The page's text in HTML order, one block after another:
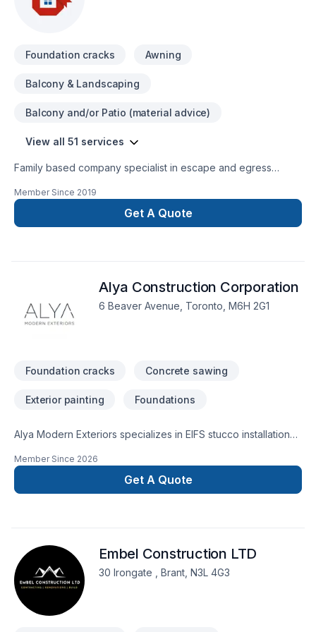
is completed on time, on budget, and with a flawless
Purewall Renovation delivers results that last.
Foundation cracks Awning
Balcony & Landscaping
Balcony and/or Patio (material advice)
View all 51 services
Family based company specialist in escape and egress
providing specialized in carpentry and interior projects .
Member Since 2019
Get A Quote
Alya Construction Corporation
6 Beaver Avenue, Toronto, M6H 2G1
Foundation cracks Concrete sawing
Exterior painting Foundations
Alya Modern Exteriors specializes in EIFS stucco installation
(Jewelstone), bay window restoration, custom mouldings,
and exterior painting. We proudly serve Toronto and the
GTA, delivering quality workmanship, premium materials, and
Member Since 2026
Get A Quote
Embel Construction LTD
30 Irongate , Brant, N3L 4G3